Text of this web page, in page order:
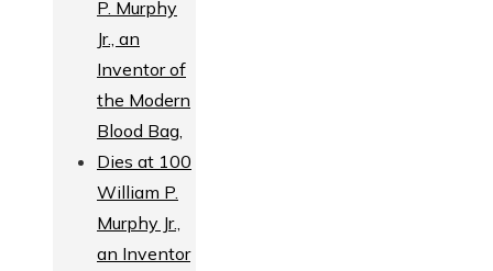
William P.
Murphy Jr.,
an Inventor